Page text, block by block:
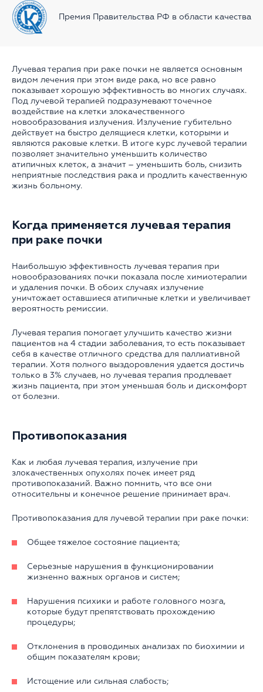
Премия Правительства РФ в области качества
Лучевая терапия при раке почки не является основным
видом лечения при этом виде рака, но все равно
показывает хорошую эффективность во многих случаях.
Под лучевой терапией подразумевают точечное
воздействие на клетки злокачественного
новообразования излучения. Излучение губительно
действует на быстро делящиеся клетки, которыми и
являются раковые клетки. В итоге курс лучевой терапии
позволяет значительно уменьшить количество
атипичных клеток, а значит – уменьшить боль, снизить
неприятные последствия рака и продлить качественную
жизнь больному.
Когда применяется лучевая терапия
при раке почки
Наибольшую эффективность лучевая терапия при
новообразованиях почки показала после химиотерапии
и удаления почки. В обоих случаях излучение
уничтожает оставшиеся атипичные клетки и увеличивает
вероятность ремиссии.
Лучевая терапия помогает улучшить качество жизни
пациентов на 4 стадии заболевания, то есть показывает
себя в качестве отличного средства для паллиативной
терапии. Хотя полного выздоровления удается достичь
только в 3% случаев, но лучевая терапия продлевает
жизнь пациента, при этом уменьшая боль и дискомфорт
от болезни.
Противопоказания
Как и любая лучевая терапия, излучение при
злокачественных опухолях почек имеет ряд
противопоказаний. Важно помнить, что все они
относительны и конечное решение принимает врач.
Противопоказания для лучевой терапии при раке почки:
Общее тяжелое состояние пациента;
Серьезные нарушения в функционировании
жизненно важных органов и систем;
Нарушения психики и работе головного мозга,
которые будут препятствовать прохождению
процедуры;
Отклонения в проводимых анализах по биохимии и
общим показателям крови;
Истощение или сильная слабость;